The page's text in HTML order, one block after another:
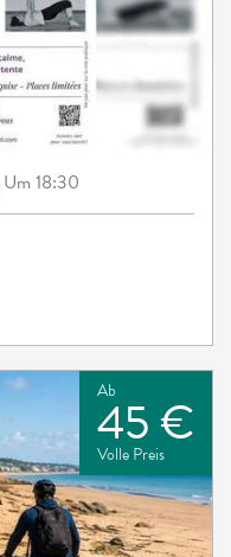
Um 18:30
Ab
45 €
Volle Preis